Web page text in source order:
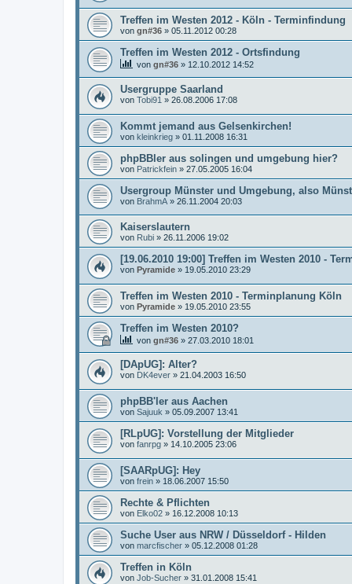
Treffen im Westen 2012 - Köln - Terminfindung
von gn#36 » 05.11.2012 00:28
Treffen im Westen 2012 - Ortsfindung
von gn#36 » 12.10.2012 14:52
Usergruppe Saarland
von Tobi91 » 26.08.2006 17:08
Kommt jemand aus Gelsenkirchen!
von kleinkrieg » 01.11.2008 16:31
phpBBler aus solingen und umgebung hier?
von Patrickfein » 27.05.2005 16:04
Usergroup Münster und Umgebung, also
von BrahmA » 26.11.2004 20:03
Kaiserslautern
von Rubi » 26.11.2006 19:02
[19.06.2010 19:00] Treffen im Westen 2010 -
von Pyramide » 19.05.2010 23:29
Treffen im Westen 2010 - Terminplanung Köln
von Pyramide » 19.05.2010 23:55
Treffen im Westen 2010?
von gn#36 » 27.03.2010 18:01
[DApUG]: Alter?
von DK4ever » 21.04.2003 16:50
phpBB'ler aus Aachen
von Sajuuk » 05.09.2007 13:41
[RLpUG]: Vorstellung der Mitglieder
von fanrpg » 14.10.2005 23:06
[SAARpUG]: Hey
von frein » 18.06.2007 15:50
Rechte & Pflichten
von Elko02 » 16.12.2008 10:13
Suche User aus NRW / Düsseldorf - Hilden
von marcfischer » 05.12.2008 01:28
Treffen in Köln
von Job-Sucher » 31.01.2008 15:41